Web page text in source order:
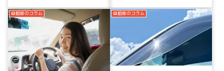
自動車のコラム 自動車のコラム